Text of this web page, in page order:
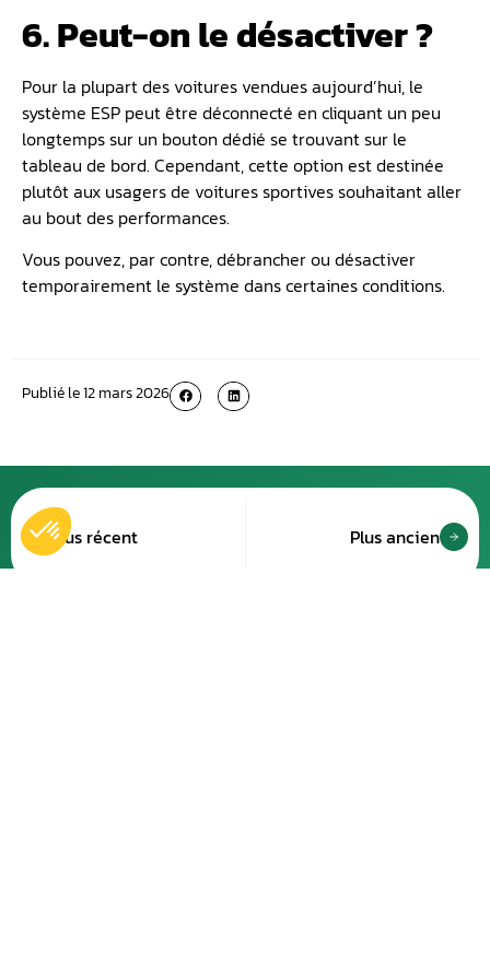
6. Peut-on le désactiver ?
Pour la plupart des voitures vendues aujourd’hui, le
système ESP peut être déconnecté en cliquant un peu
longtemps sur un bouton dédié se trouvant sur le
tableau de bord. Cependant, cette option est destinée
plutôt aux usagers de voitures sportives souhaitant aller
au bout des performances.
Vous pouvez, par contre, débrancher ou désactiver
temporairement le système dans certaines conditions.
Publié le12 mars 2026
Plus récent Plus ancien